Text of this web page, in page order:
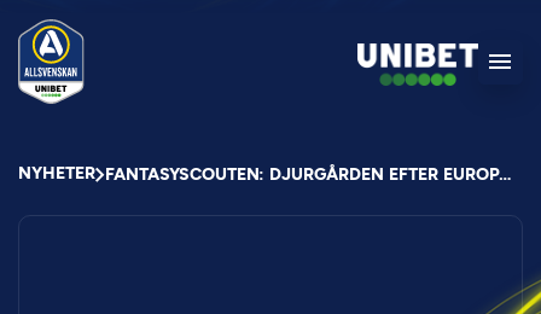
NYHETER FANTASYSCOUTEN: DJURGÅRDEN EFTER EUROPASPEL